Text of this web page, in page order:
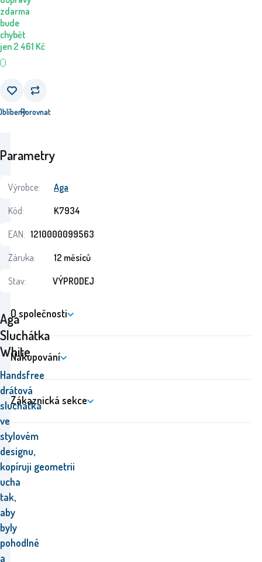
zdarma
bude
chybět
jen 2 461 Kč
Porovnat
Aga
Sluchátka
White
Handsfree
drátová
sluchátka
ve
stylovém
designu,
kopíruji geometrii
ucha
tak,
aby
byly
pohodlné
a
Parametry
Výrobce:
Aga
Kód:
K7934
EAN: 1210000099563
Záruka:
12 měsíců
Stav:
VÝPRODEJ
O společnosti
Nakupování
Zákaznická sekce